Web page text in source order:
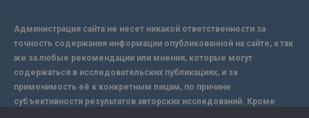
Администрация сайта не несет никакой ответственности за
точность содержания информации опубликованной на сайте, а так
же за любые рекомендации или мнения, которые могут
содержаться в исследовательских публикациях, и за
применимость её к конкретным лицам, по причине
субъективности результатов авторских исследований. Кроме